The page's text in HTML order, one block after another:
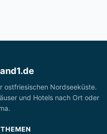
ostfriesischen Nordseeküste.
und Hotels nach Ort oder